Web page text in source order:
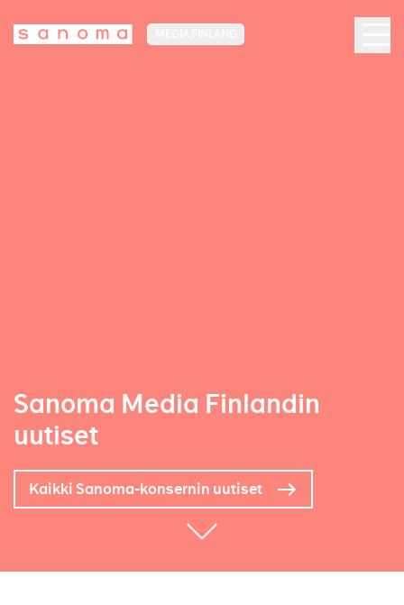
Sanoma Media Finlandin
uutiset
Kaikki Sanoma-konsernin uutiset